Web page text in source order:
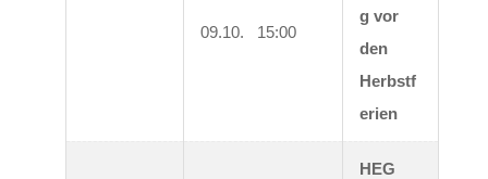
09.10.   15:00
g vor
den
Herbstf
erien
HEG